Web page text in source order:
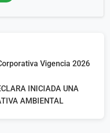
Vigencia 2026
INICIADA UNA
AMBIENTAL